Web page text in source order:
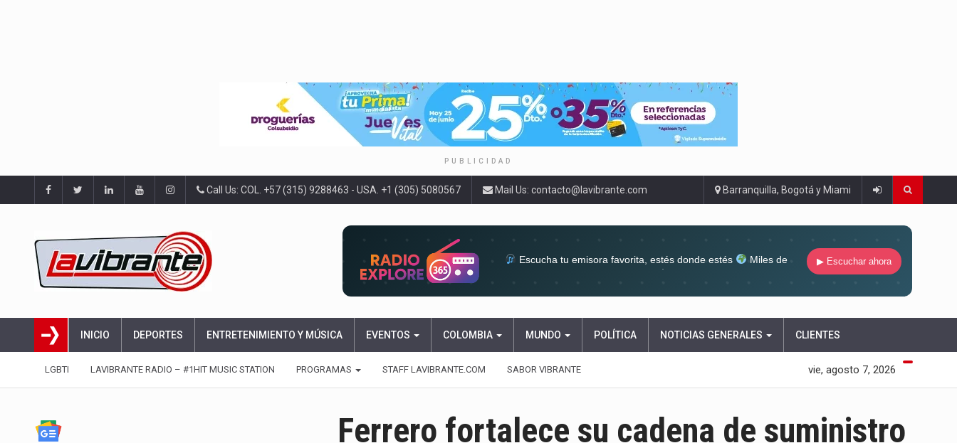
PUBLICIDAD
Call Us: COL. +57 (315) 9288463 - USA. +1 (305) 5080567 Mail Us: contacto@lavibrante.com Barranquilla, Bogotá y Miami
Escucha tu emisora favorita, estés donde estés
Miles de
▶ Escuchar ahora
INICIO DEPORTES ENTRETENIMIENTO Y MÚSICA EVENTOS COLOMBIA MUNDO POLÍTICA NOTICIAS GENERALES CLIENTES
LGBTI LAVIBRANTE RADIO – #1HIT MUSIC STATION PROGRAMAS STAFF LAVIBRANTE.COM SABOR VIBRANTE vie, agosto 7, 2026
Ferrero fortalece su cadena de suministro